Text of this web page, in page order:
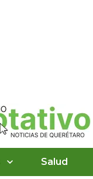
Salud